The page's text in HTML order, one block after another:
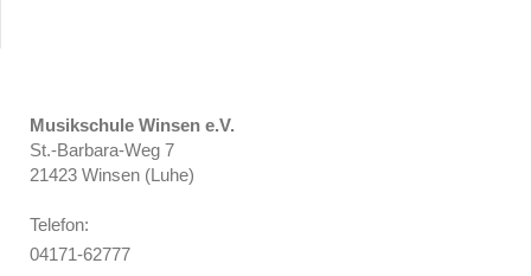
Musikschule Winsen e.V.
St.-Barbara-Weg 7
21423 Winsen (Luhe)
Telefon:
04171-62777